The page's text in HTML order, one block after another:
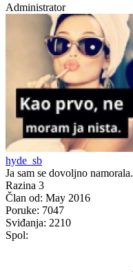
Administrator
hyde_sb
Ja sam se dovoljno namorala.
Razina 3
Član od: May 2016
Poruke: 7047
Sviđanja: 2210
Spol: